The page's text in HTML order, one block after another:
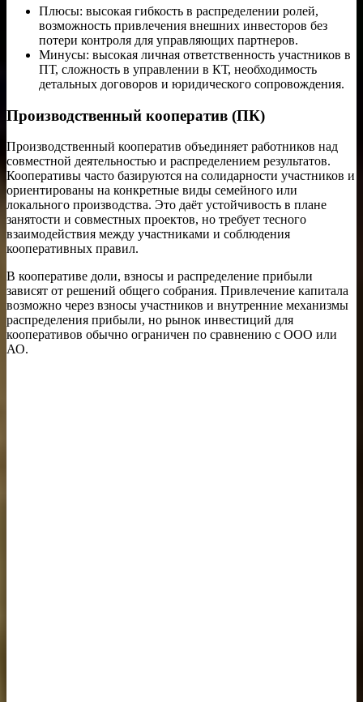
Плюсы: высокая гибкость в распределении ролей,
возможность привлечения внешних инвесторов без
потери контроля для управляющих партнеров.
Минусы: высокая личная ответственность участников в
ПТ, сложность в управлении в КТ, необходимость
детальных договоров и юридического сопровождения.
Производственный кооператив (ПК)
Производственный кооператив объединяет работников над
совместной деятельностью и распределением результатов.
Кооперативы часто базируются на солидарности участников и
ориентированы на конкретные виды семейного или
локального производства. Это даёт устойчивость в плане
занятости и совместных проектов, но требует тесного
взаимодействия между участниками и соблюдения
кооперативных правил.
В кооперативе доли, взносы и распределение прибыли
зависят от решений общего собрания. Привлечение капитала
возможно через взносы участников и внутренние механизмы
распределения прибыли, но рынок инвестиций для
кооперативов обычно ограничен по сравнению с ООО или
АО.